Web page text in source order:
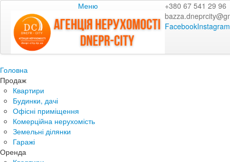
Меню
+380 67 541 29 96
FacebookInstagram
Головна
Продаж
Квартири
Будинки, дачі
Офісні приміщення
Комерційна нерухомість
Земельні ділянки
Гаражі
Оренда